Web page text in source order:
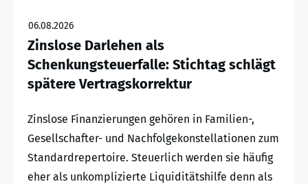
06.08.2026
Zinslose Darlehen als
Schenkungsteuerfalle: Stichtag schlägt
spätere Vertragskorrektur
Zinslose Finanzierungen gehören in Familien-,
Gesellschafter- und Nachfolgekonstellationen zum
Standardrepertoire. Steuerlich werden sie häufig
eher als unkomplizierte Liquiditätshilfe denn als